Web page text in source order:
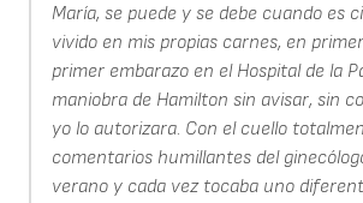
María, se puede y se debe cuando es
vivido en mis propias carnes, en
primer embarazo en el Hospital de la
maniobra de Hamilton sin avisar, sin
yo lo autorizara. Con el cuello
comentarios humillantes del
verano y cada vez tocaba uno